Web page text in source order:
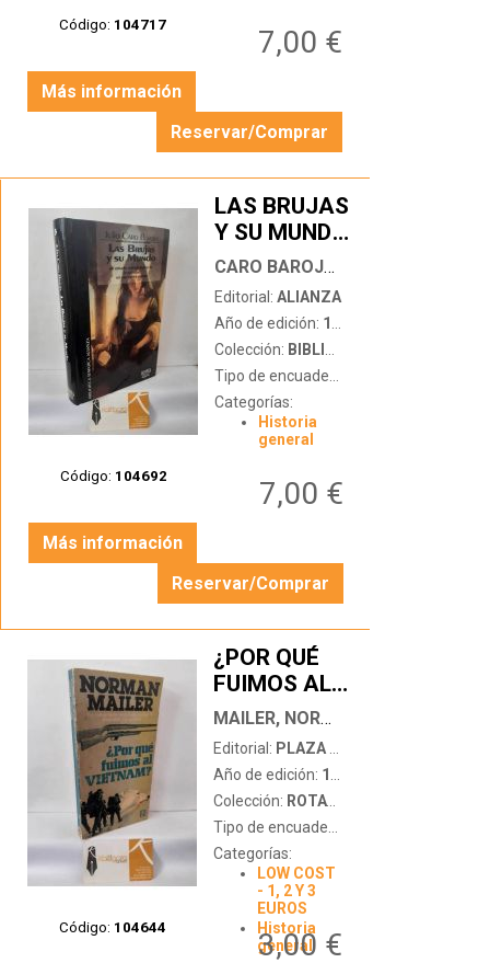
Código: 104717 7,00 €
Más información
Reservar/Comprar
Código: 104692
LAS BRUJAS
Y SU MUNDO
…
CARO BAROJA, JULIO
Editorial: ALIANZA
Año de edición: 1993
Colección: BIBLIOTECA TEMÁTICA
Tipo de encuadernación:
Categorías:
Historia
general
7,00 €
Más información
Reservar/Comprar
Código: 104644
¿POR QUÉ
FUIMOS AL
VIETNAM?
…
MAILER, NORMAN
Editorial: PLAZA & JANÉS
Año de edición: 1981
Colección: ROTATIVA
Tipo de encuadernación:
Categorías:
LOW COST
- 1, 2 Y 3
EUROS
Historia
general
3,00 €